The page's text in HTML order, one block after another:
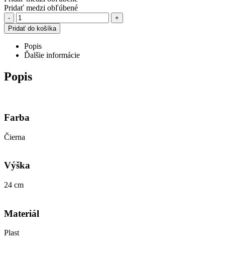
Pridať medzi obľúbené
-
+
Pridať do košíka
Popis
Ďalšie informácie
Popis
Farba
Čierna
Výška
24 cm
Materiál
Plast